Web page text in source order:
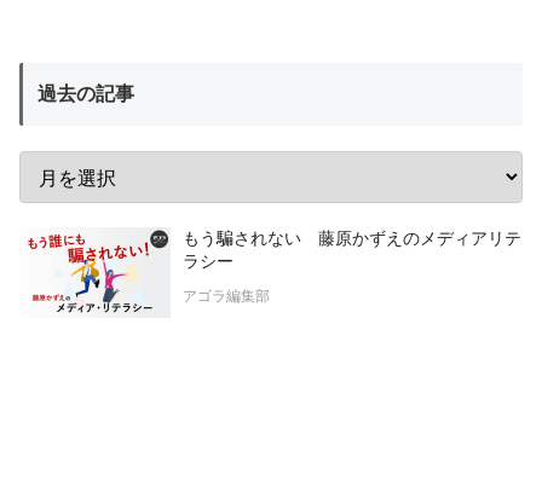
過去の記事
もう騙されない 藤原かずえのメディアリテ
ラシー
アゴラ編集部